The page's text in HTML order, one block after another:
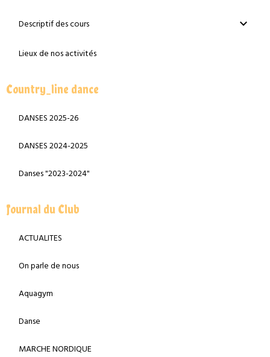
Descriptif des cours
Lieux de nos activités
Country_line dance
DANSES 2025-26
DANSES 2024-2025
Danses "2023-2024"
Journal du Club
ACTUALITES
On parle de nous
Aquagym
Danse
MARCHE NORDIQUE